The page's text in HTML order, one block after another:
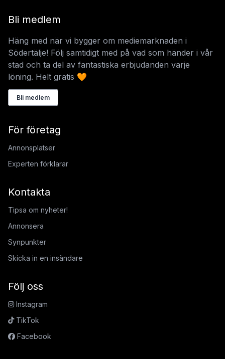
Bli medlem
Häng med när vi bygger om mediemarknaden i
Södertälje! Följ samtidigt med på vad som händer i vår
stad och ta del av fantastiska erbjudanden varje
löning. Helt gratis 🧡
Bli medlem
För företag
Annonsplatser
Experten förklarar
Kontakta
Tipsa om nyheter!
Annonsera
Synpunkter
Skicka in en insändare
Följ oss
Instagram
TikTok
Facebook